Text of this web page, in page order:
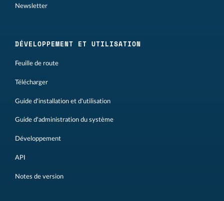
Newsletter
DÉVELOPPEMENT ET UTILISATION
Feuille de route
Télécharger
Guide d'installation et d'utilisation
Guide d'administration du système
Développement
API
Notes de version